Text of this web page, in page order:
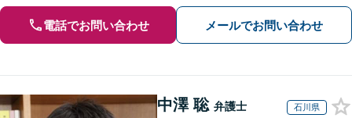
電話でお問い合わせ メールでお問い合わせ
中澤 聡 弁護士 石川県